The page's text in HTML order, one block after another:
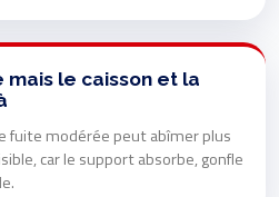
le caisson et la
fuite modérée peut abîmer plus
car le support absorbe, gonfle